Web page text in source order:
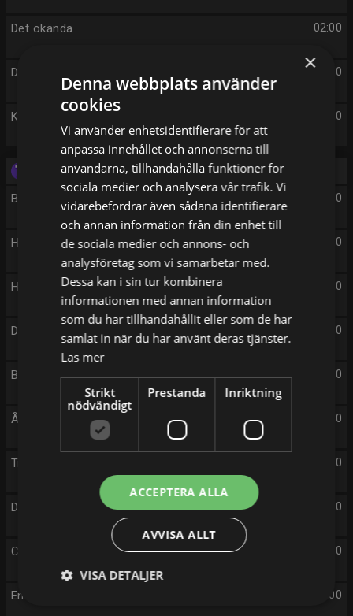
02:00
Det okända
03:00
Det okända
04:00
Kommissarie Dalgliesh
Tisdag 11/8
06:00
Beverly Hills 90210
07:00
Hundräddaren
07:30
Hundräddaren
08:00
Den stora matresan
09:00
Bytt är bytt
10:00
Återskaparna England
11:00
Trädgårdsmästarna
12:00
Downton Abbey
13:00
Chrysalis
14:00
En plats i solen
×
Denna webbplats använder
cookies
Vi använder enhetsidentifierare för att
anpassa innehållet och annonserna till
användarna, tillhandahålla funktioner för
sociala medier och analysera vår trafik. Vi
vidarebefordrar även sådana identifierare
och annan information från din enhet till
de sociala medier och annons- och
analysföretag som vi samarbetar med.
Dessa kan i sin tur kombinera
informationen med annan information
som du har tillhandahållit eller som de har
samlat in när du har använt deras tjänster.
Läs mer
Strikt
nödvändigt
Prestanda Inriktning
ACCEPTERA ALLA
AVVISA ALLT
VISA DETALJER